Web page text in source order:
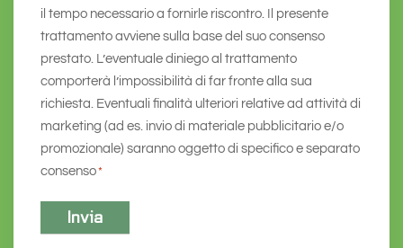
il tempo necessario a fornirle riscontro. Il presente
trattamento avviene sulla base del suo consenso
prestato. L’eventuale diniego al trattamento
comporterà l’impossibilità di far fronte alla sua
richiesta. Eventuali finalità ulteriori relative ad attività di
marketing (ad es. invio di materiale pubblicitario e/o
promozionale) saranno oggetto di specifico e separato
consenso*